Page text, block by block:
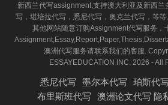
新西兰代写assignment,支持澳大利亚及新西
写，堪培拉代写，悉尼代写，奥克兰代写，等
其他网站随意订购Assignment代写服务，
澳洲代写服务请联系我们的客服.
ESSAYEDUCATION INC. 2026 - All
悉尼代写 墨尔本代写 珀斯代写
布里斯班代写
澳洲论文代写 隐